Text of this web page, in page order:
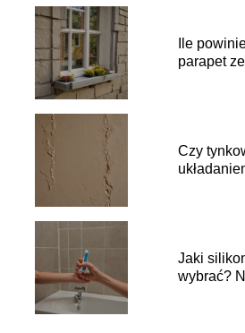
Ile
parapet
Czy
Jaki
wybrać?